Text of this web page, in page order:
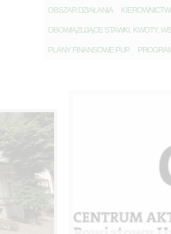
OBSZAR DZIAŁANIA K
OBOWIĄZUJĄCE STAWKI, KWOTY,
PLANY FINANSOWE PUP P